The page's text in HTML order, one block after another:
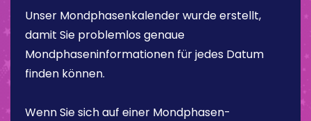
Unser Mondphasenkalender wurde erstellt,
damit Sie problemlos genaue
Mondphaseninformationen für jedes Datum
finden können.
Wenn Sie sich auf einer Mondphasen-